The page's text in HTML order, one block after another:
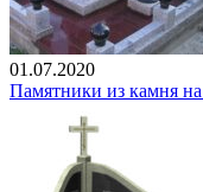
01.07.2020
Памятники из камня